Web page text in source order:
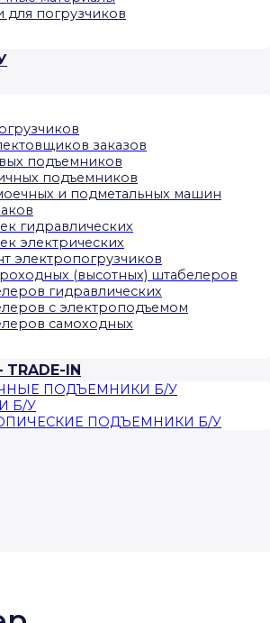
погрузчиков
заказов
подъемников
подъемников
и подметальных машин
гидравлических
электрических
электропогрузчиков
(высотных) штабелеров
гидравлических
с электроподъемом
самоходных
IN
ПОДЪЕМНИКИ Б/У
Б/У
ПОДЪЕМНИКИ Б/У